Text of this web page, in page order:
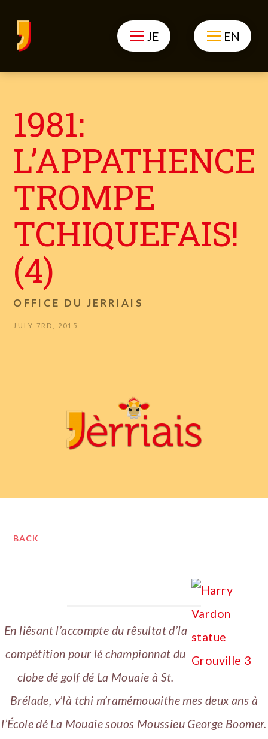
JE EN
1981:
L’APPATHENCE
TROMPE
TCHIQUEFAIS!
(4)
OFFICE DU JERRIAIS
JULY 7RD, 2015
BACK
En liêsant l’accompte du rêsultat d’la
compétition pour lé championnat du
clobe dé golf dé La Mouaie à St.
Brélade, v’là tchi m’ramémouaithe mes deux ans à
l’École dé La Mouaie souos Moussieu George Boomer.